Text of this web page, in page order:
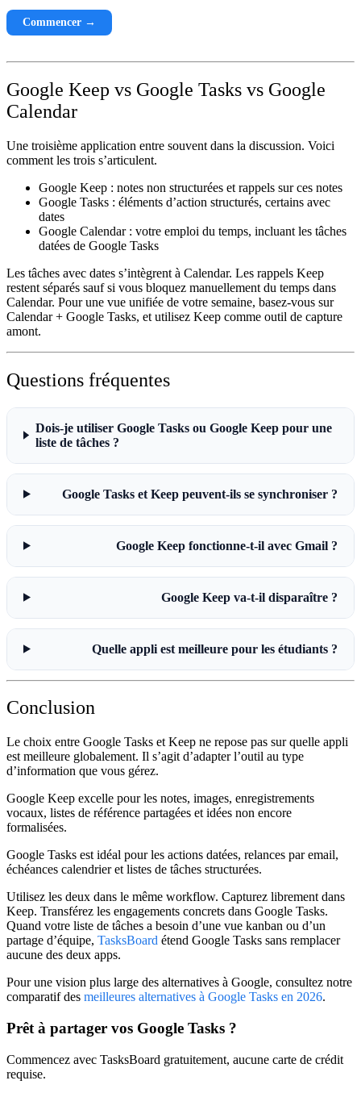
Commencer →
Google Keep vs Google Tasks vs Google
Calendar
Une troisième application entre souvent dans la discussion. Voici
comment les trois s’articulent.
Google Keep : notes non structurées et rappels sur ces notes
Google Tasks : éléments d’action structurés, certains avec
dates
Google Calendar : votre emploi du temps, incluant les tâches
datées de Google Tasks
Les tâches avec dates s’intègrent à Calendar. Les rappels Keep
restent séparés sauf si vous bloquez manuellement du temps dans
Calendar. Pour une vue unifiée de votre semaine, basez-vous sur
Calendar + Google Tasks, et utilisez Keep comme outil de capture
amont.
Questions fréquentes
Dois-je utiliser Google Tasks ou Google Keep pour une
liste de tâches ?
Google Tasks et Keep peuvent-ils se synchroniser ?
Google Keep fonctionne-t-il avec Gmail ?
Google Keep va-t-il disparaître ?
Quelle appli est meilleure pour les étudiants ?
Conclusion
Le choix entre Google Tasks et Keep ne repose pas sur quelle appli
est meilleure globalement. Il s’agit d’adapter l’outil au type
d’information que vous gérez.
Google Keep excelle pour les notes, images, enregistrements
vocaux, listes de référence partagées et idées non encore
formalisées.
Google Tasks est idéal pour les actions datées, relances par email,
échéances calendrier et listes de tâches structurées.
Utilisez les deux dans le même workflow. Capturez librement dans
Keep. Transférez les engagements concrets dans Google Tasks.
Quand votre liste de tâches a besoin d’une vue kanban ou d’un
partage d’équipe, TasksBoard étend Google Tasks sans remplacer
aucune des deux apps.
Pour une vision plus large des alternatives à Google, consultez notre
comparatif des meilleures alternatives à Google Tasks en 2026.
Prêt à partager vos Google Tasks ?
Commencez avec TasksBoard gratuitement, aucune carte de crédit
requise.